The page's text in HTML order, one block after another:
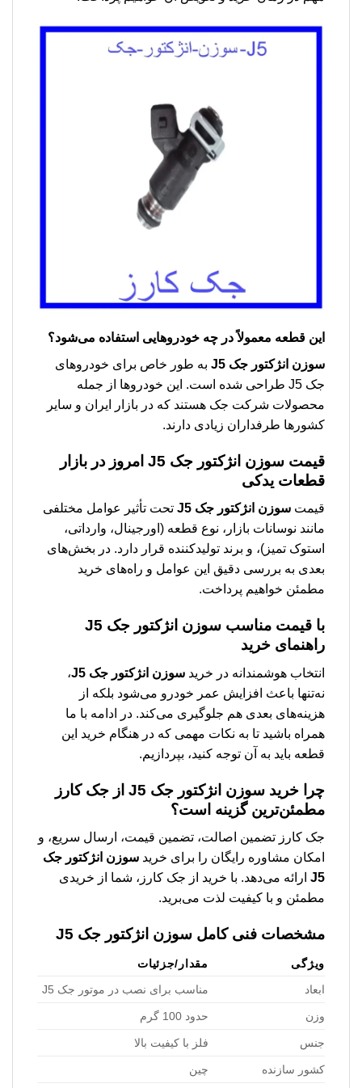
این قطعه معمولاً در چه خودروهایی استفاده می‌شود؟
سوزن انژکتور جک J5
به طور خاص برای خودروهای
جک J5 طراحی شده است. این خودروها از جمله
محصولات شرکت جک هستند که در بازار ایران و سایر
کشورها طرفداران زیادی دارند.
قیمت سوزن انژکتور جک J5
امروز در بازار
قطعات یدکی
قیمت سوزن انژکتور جک J5
تحت تأثیر عوامل مختلفی
مانند نوسانات بازار، نوع قطعه (اورجینال، وارداتی،
استوک تمیز)، و برند تولیدکننده قرار دارد. در بخش‌های
بعدی به بررسی دقیق این عوامل و راه‌های خرید
مطمئن خواهیم پرداخت.
با قیمت مناسب سوزن انژکتور جک J5
راهنمای خرید
انتخاب هوشمندانه در خرید سوزن انژکتور جک J5
،
نه‌تنها باعث افزایش عمر خودرو می‌شود بلکه از
هزینه‌های بعدی هم جلوگیری می‌کند. در ادامه با ما
همراه باشید تا به نکات مهمی که در هنگام خرید این
قطعه باید به آن توجه کنید، بپردازیم.
چرا خرید سوزن انژکتور جک J5
از جک کارز
مطمئن‌ترین گزینه است؟
جک کارز تضمین اصالت، تضمین قیمت، ارسال سریع، و
امکان مشاوره رایگان را برای خرید سوزن انژکتور جک
J5 ارائه می‌دهد. با خرید از جک کارز، شما از خریدی
مطمئن و با کیفیت لذت می‌برید.
مشخصات فنی کامل سوزن انژکتور جک J5
ویژگی
مقدار/جزئیات
ابعاد
مناسب برای نصب در موتور جک J5
وزن حدود 100 گرم
جنس فلز با کیفیت بالا
کشور سازنده چین